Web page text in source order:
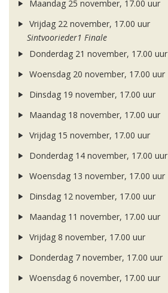
Maandag 25 november, 17.00 uur
Vrijdag 22 november, 17.00 uur
Sintvoorieder1 Finale
Donderdag 21 november, 17.00 uur
Woensdag 20 november, 17.00 uur
Dinsdag 19 november, 17.00 uur
Maandag 18 november, 17.00 uur
Vrijdag 15 november, 17.00 uur
Donderdag 14 november, 17.00 uur
Woensdag 13 november, 17.00 uur
Dinsdag 12 november, 17.00 uur
Maandag 11 november, 17.00 uur
Vrijdag 8 november, 17.00 uur
Donderdag 7 november, 17.00 uur
Woensdag 6 november, 17.00 uur